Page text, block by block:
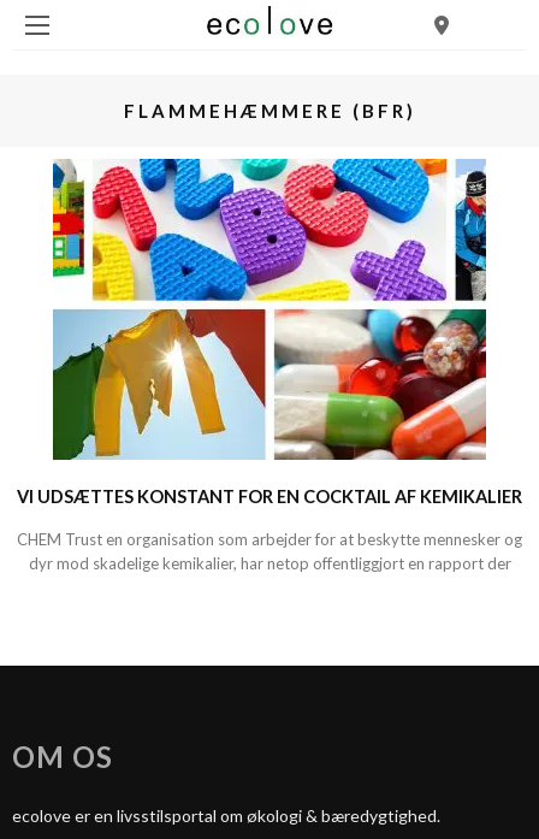
FLAMMEHÆMMERE (BFR)
VI UDSÆTTES KONSTANT FOR EN COCKTAIL AF KEMIKALIER
CHEM Trust en organisation som arbejder for at beskytte mennesker og
dyr mod skadelige kemikalier, har netop offentliggjort en rapport der
OM OS
ecolove er en livsstilsportal om økologi & bæredygtighed.